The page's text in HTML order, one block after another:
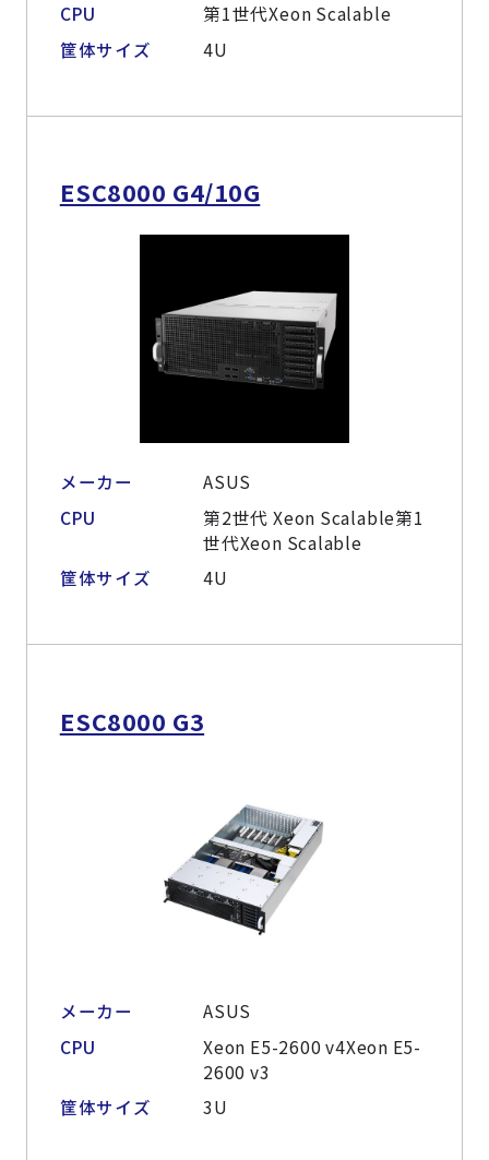
CPU
第1世代Xeon Scalable
筐体サイズ
4U
ESC8000 G4/10G
メーカー
ASUS
CPU
第2世代 Xeon Scalable第1
世代Xeon Scalable
筐体サイズ
4U
ESC8000 G3
メーカー
ASUS
CPU
Xeon E5-2600 v4Xeon E5-
2600 v3
筐体サイズ
3U